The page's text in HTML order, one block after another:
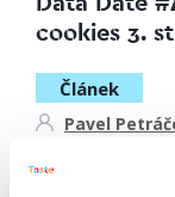
cookies 3.
Článek
Pavel